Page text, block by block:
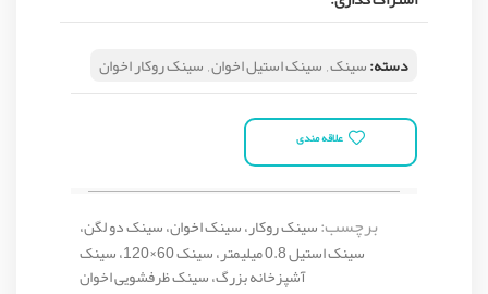
دسته:سینک,سینک استیل اخوان,سینک روکار اخوان
علاقه مندی
برچسب:سینک روکار، سینک اخوان، سینک دو لگن،
سینک استیل 0.8 میلیمتر، سینک 60×120، سینک
آشپزخانه بزرگ، سینک ظرفشویی اخوان